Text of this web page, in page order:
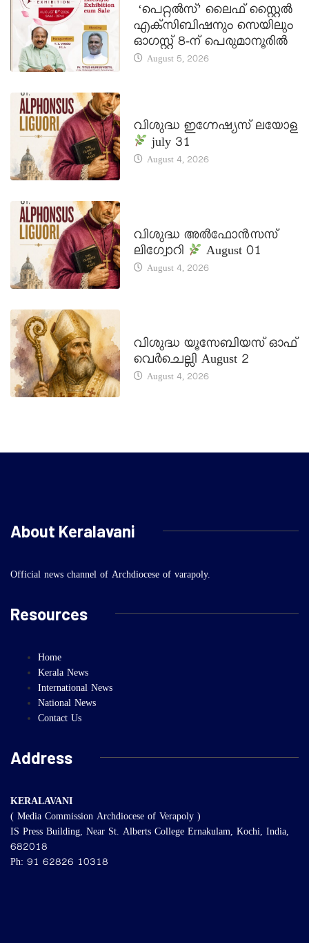
‘പെറ്റൽസ്’ ലൈഫ് സ്റ്റൈൽ
എക്സിബിഷനും സെയിലും
ഓഗസ്റ്റ് 8-ന് പെരുമാനൂരിൽ
August 5, 2026
വിശുദ്ധ ഇഗ്നേഷ്യസ് ലയോള
july 31
August 4, 2026
വിശുദ്ധ അൽഫോൻസസ്
ലിഗ്വോറി
August 01
August 4, 2026
വിശുദ്ധ യൂസേബിയസ് ഓഫ്
വെർചെല്ലി August 2
August 4, 2026
About Keralavani
Official news channel of Archdiocese of varapoly.
Resources
Home
Kerala News
International News
National News
Contact Us
Address
KERALAVANI
( Media Commission Archdiocese of Verapoly )
IS Press Building, Near St. Alberts College Ernakulam, Kochi, India,
682018
Ph: 91 62826 10318